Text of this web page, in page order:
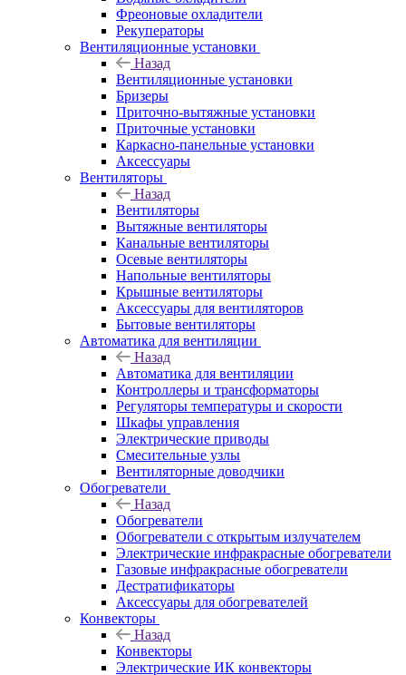
Фреоновые охладители
Рекуператоры
Вентиляционные установки
Назад
Вентиляционные установки
Бризеры
Приточно-вытяжные установки
Приточные установки
Каркасно-панельные установки
Аксессуары
Вентиляторы
Назад
Вентиляторы
Вытяжные вентиляторы
Канальные вентиляторы
Осевые вентиляторы
Напольные вентиляторы
Крышные вентиляторы
Аксессуары для вентиляторов
Бытовые вентиляторы
Автоматика для вентиляции
Назад
Автоматика для вентиляции
Контроллеры и трансформаторы
Регуляторы температуры и скорости
Шкафы управления
Электрические приводы
Смесительные узлы
Вентиляторные доводчики
Обогреватели
Назад
Обогреватели
Обогреватели с открытым излучателем
Электрические инфракрасные обогреватели
Газовые инфракрасные обогреватели
Дестратификаторы
Аксессуары для обогревателей
Конвекторы
Назад
Конвекторы
Электрические ИК конвекторы